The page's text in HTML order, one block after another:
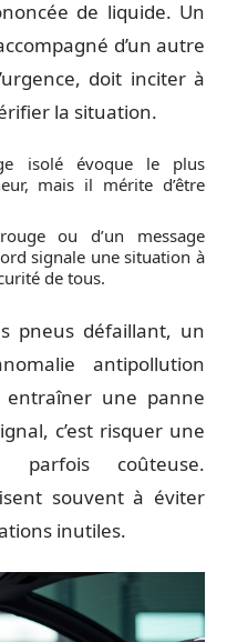
de liquide. Un
d’un autre
doit inciter à
la situation.
isolé évoque le plus
mais il mérite d’être
ou d’un message
signale une situation à
de tous.
pneus défaillant, un
antipollution
une panne
c’est risquer une
parfois coûteuse.
souvent à éviter
inutiles.